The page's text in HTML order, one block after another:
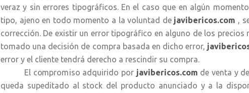
veraz y sin errores tipográficos. En el caso que en algún
tipo, ajeno en todo momento a la voluntad de javibericos.com ,
corrección. De existir un error tipográfico en alguno de los precios
tomado una decisión de compra basada en dicho error,
error y el cliente tendrá derecho a rescindir su compra.
El compromiso adquirido por javibericos.com de venta y
queda supeditado al stock del producto anunciado y a la